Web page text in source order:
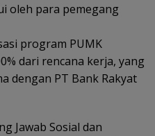
oleh para pemegang
program PUMK
dari rencana kerja, yang
dengan PT Bank Rakyat
Jawab Sosial dan